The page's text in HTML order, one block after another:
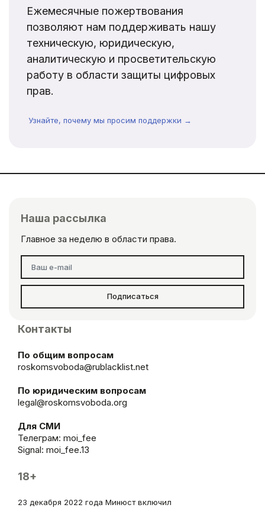
Ежемесячные пожертвования
позволяют нам поддерживать нашу
техническую, юридическую,
аналитическую и просветительскую
работу в области защиты цифровых
прав.
Узнайте, почему мы просим поддержки →
Наша рассылка
Главное за неделю в области права.
Подписаться
Контакты
По общим вопросам
roskomsvoboda@rublacklist.net
По юридическим вопросам
legal@roskomsvoboda.org
Для СМИ
Телеграм: moi_fee
Signal: moi_fee.13
18+
23 декабря 2022 года Минюст включил